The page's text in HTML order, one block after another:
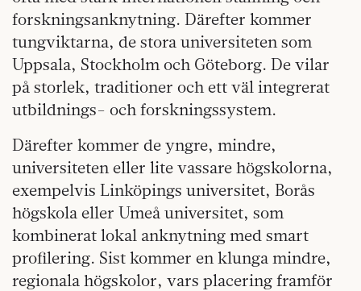
forskningsanknytning. Därefter kommer
tungviktarna, de stora universiteten som
Uppsala, Stockholm och Göteborg. De vilar
på storlek, traditioner och ett väl integrerat
utbildnings- och forskningssystem.
Därefter kommer de yngre, mindre,
universiteten eller lite vassare högskolorna,
exempelvis Linköpings universitet, Borås
högskola eller Umeå universitet, som
kombinerat lokal anknytning med smart
profilering. Sist kommer en klunga mindre,
regionala högskolor, vars placering framför